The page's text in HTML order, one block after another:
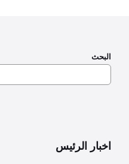
البحث
اخبار الرئيس